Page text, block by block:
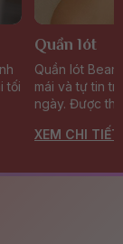
tối
Quần lót
Quần lót
mái và tự tin
ngày. Được
XEM CHI TIẾT